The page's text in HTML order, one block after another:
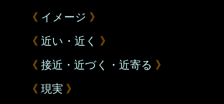
《 イメージ 》
《 近い・近く
》
《 接近・近づく・近寄る 》
《 現実 》